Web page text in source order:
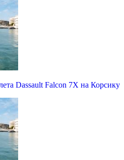
Dassault Falcon 7X на Корсику